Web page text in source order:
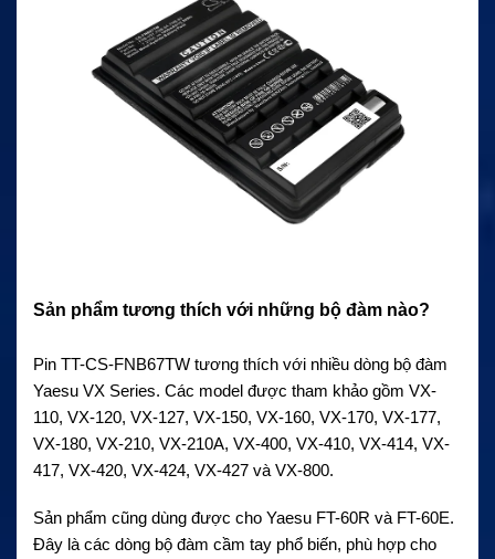
Sản phẩm tương thích với những bộ đàm nào?
Pin TT-CS-FNB67TW tương thích với nhiều dòng bộ đàm
Yaesu VX Series. Các model được tham khảo gồm VX-
110, VX-120, VX-127, VX-150, VX-160, VX-170, VX-177,
VX-180, VX-210, VX-210A, VX-400, VX-410, VX-414, VX-
417, VX-420, VX-424, VX-427 và VX-800.
Sản phẩm cũng dùng được cho Yaesu FT-60R và FT-60E.
Đây là các dòng bộ đàm cầm tay phổ biến, phù hợp cho